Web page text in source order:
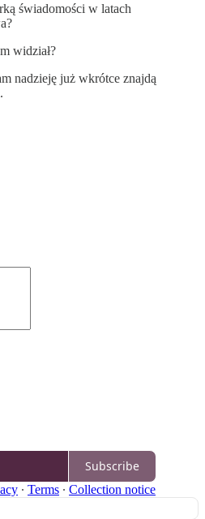
świadomości w latach
widział?
nadzieję już wkrótce znajdą
Subscribe
∙ Terms ∙ Collection notice